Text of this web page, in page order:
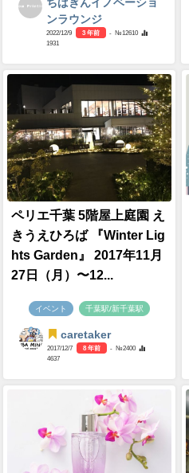
ちばぎんイノベーショ
ンラウンジ
2022/12/9 3 年前
- №12610
1931
ペリエ千葉 5階屋上庭園 え
きうえひろば 『Winter Lig
hts Garden』 2017年11月
27日（月）〜12...
イベント 千葉駅/新千葉駅
caretaker
2017/12/7 8 年前
- №2400
4637